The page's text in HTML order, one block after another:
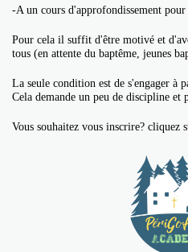
-A un cours d'approfondissement
Pour cela il suffit d'être motivé et
tous (en attente du baptême, jeunes
La seule condition est de s'engager à
Cela demande un peu de discipline et
Vous souhaitez vous inscrire? cliquez